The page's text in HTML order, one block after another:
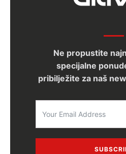
Ne propustite
specijalne
pribilježite za naš